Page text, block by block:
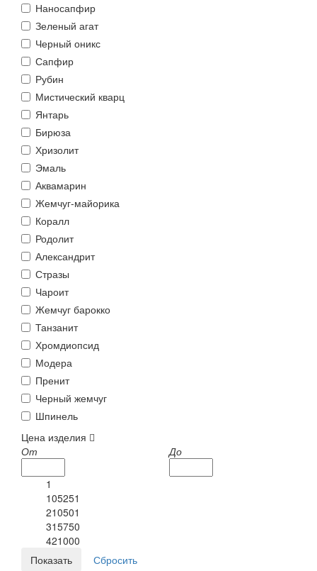
Наносапфир
Зеленый агат
Черный оникс
Сапфир
Рубин
Мистический кварц
Янтарь
Бирюза
Хризолит
Эмаль
Аквамарин
Жемчуг-майорика
Коралл
Родолит
Александрит
Стразы
Чароит
Жемчуг барокко
Танзанит
Хромдиопсид
Модера
Пренит
Черный жемчуг
Шпинель
Цена изделия
От
До
1
105251
210501
315750
421000